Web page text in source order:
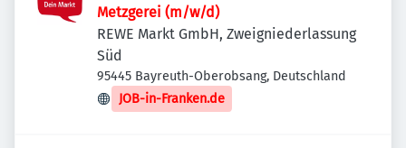
Metzgerei (m/w/d)
REWE Markt GmbH, Zweigniederlassung
Süd
95445 Bayreuth-Oberobsang, Deutschland
JOB-in-Franken.de